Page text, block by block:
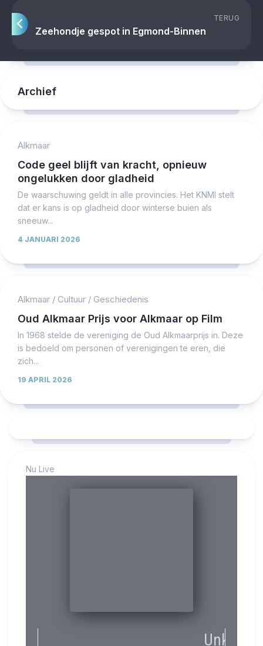
TERUG
Zeehondje gespot in Egmond-Binnen
Archief
Alkmaar
Code geel blijft van kracht, opnieuw
ongelukken door gladheid
De waarschuwing geldt in alle provincies. Het KNMI stelt
dat er kans is op gladheid door winterse buien als
sneeuw...
4 JANUARI 2026
Alkmaar / Cultuur / Geschiedenis
Oud Alkmaar Prijs voor Alkmaar op Film
In 1968 stelde de vereniging de Oud Alkmaarprijs in. Deze
is bedoeld om personen of verenigingen te eren, die
zich...
19 APRIL 2026
Nu Live